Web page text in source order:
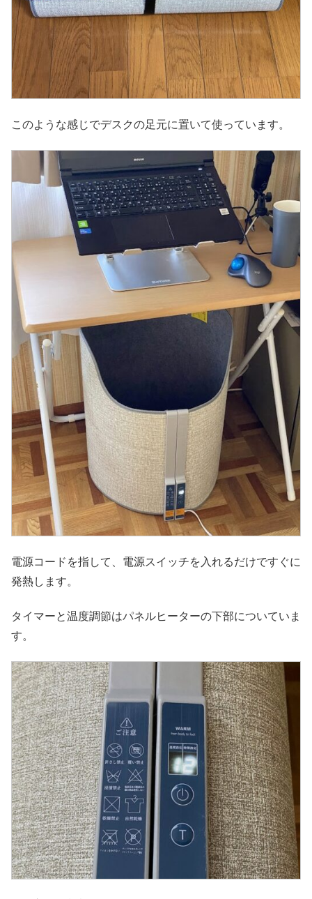
このような感じでデスクの足元に置いて使っています。
電源コードを指して、電源スイッチを入れるだけですぐに
発熱します。
タイマーと温度調節はパネルヒーターの下部についていま
す。